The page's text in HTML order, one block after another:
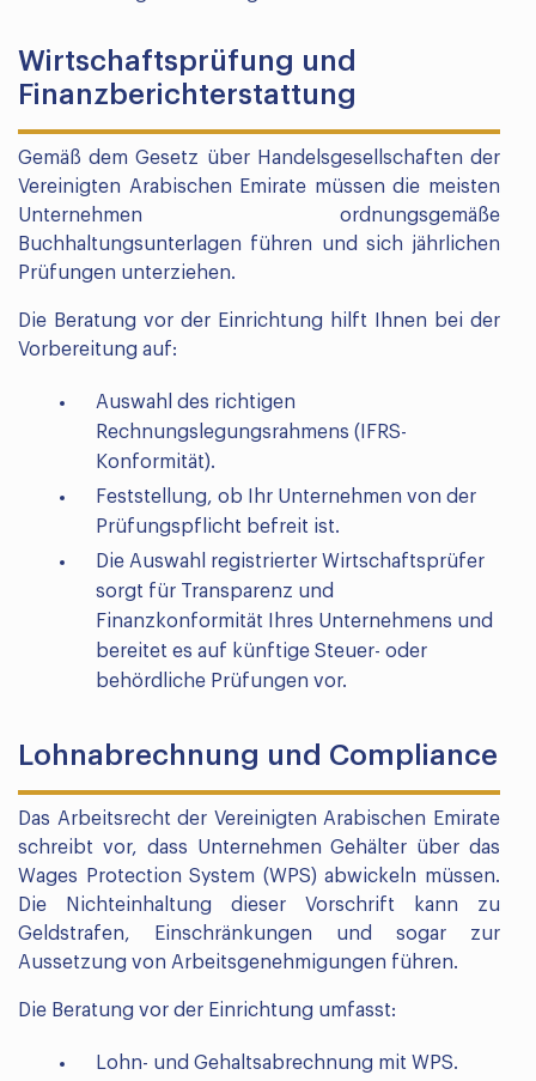
Wirtschaftsprüfung und
Finanzberichterstattung
Gemäß dem Gesetz über Handelsgesellschaften der
Vereinigten Arabischen Emirate müssen die meisten
Unternehmen ordnungsgemäße
Buchhaltungsunterlagen führen und sich jährlichen
Prüfungen unterziehen.
Die Beratung vor der Einrichtung hilft Ihnen bei der
Vorbereitung auf:
Auswahl des richtigen
Rechnungslegungsrahmens (IFRS-
Konformität).
Feststellung, ob Ihr Unternehmen von der
Prüfungspflicht befreit ist.
Die Auswahl registrierter Wirtschaftsprüfer
sorgt für Transparenz und
Finanzkonformität Ihres Unternehmens und
bereitet es auf künftige Steuer- oder
behördliche Prüfungen vor.
Lohnabrechnung und Compliance
Das Arbeitsrecht der Vereinigten Arabischen Emirate
schreibt vor, dass Unternehmen Gehälter über das
Wages Protection System (WPS) abwickeln müssen.
Die Nichteinhaltung dieser Vorschrift kann zu
Geldstrafen, Einschränkungen und sogar zur
Aussetzung von Arbeitsgenehmigungen führen.
Die Beratung vor der Einrichtung umfasst:
Lohn- und Gehaltsabrechnung mit WPS.